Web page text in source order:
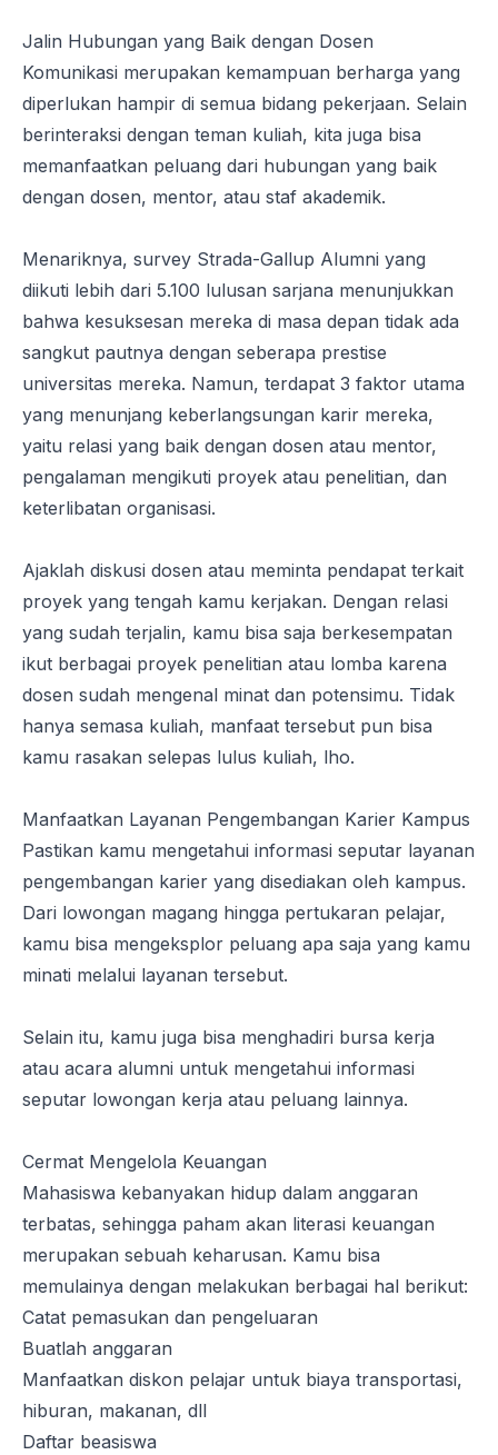
Jalin Hubungan yang Baik dengan Dosen
Komunikasi merupakan kemampuan berharga yang
diperlukan hampir di semua bidang pekerjaan. Selain
berinteraksi dengan teman kuliah, kita juga bisa
memanfaatkan peluang dari hubungan yang baik
dengan dosen, mentor, atau staf akademik.
Menariknya, survey Strada-Gallup Alumni yang
diikuti lebih dari 5.100 lulusan sarjana menunjukkan
bahwa kesuksesan mereka di masa depan tidak ada
sangkut pautnya dengan seberapa prestise
universitas mereka. Namun, terdapat 3 faktor utama
yang menunjang keberlangsungan karir mereka,
yaitu relasi yang baik dengan dosen atau mentor,
pengalaman mengikuti proyek atau penelitian, dan
keterlibatan organisasi.
Ajaklah diskusi dosen atau meminta pendapat terkait
proyek yang tengah kamu kerjakan. Dengan relasi
yang sudah terjalin, kamu bisa saja berkesempatan
ikut berbagai proyek penelitian atau lomba karena
dosen sudah mengenal minat dan potensimu. Tidak
hanya semasa kuliah, manfaat tersebut pun bisa
kamu rasakan selepas lulus kuliah, lho.
Manfaatkan Layanan Pengembangan Karier Kampus
Pastikan kamu mengetahui informasi seputar layanan
pengembangan karier yang disediakan oleh kampus.
Dari lowongan magang hingga pertukaran pelajar,
kamu bisa mengeksplor peluang apa saja yang kamu
minati melalui layanan tersebut.
Selain itu, kamu juga bisa menghadiri bursa kerja
atau acara alumni untuk mengetahui informasi
seputar lowongan kerja atau peluang lainnya.
Cermat Mengelola Keuangan
Mahasiswa kebanyakan hidup dalam anggaran
terbatas, sehingga paham akan literasi keuangan
merupakan sebuah keharusan. Kamu bisa
memulainya dengan melakukan berbagai hal berikut:
Catat pemasukan dan pengeluaran
Buatlah anggaran
Manfaatkan diskon pelajar untuk biaya transportasi,
hiburan, makanan, dll
Daftar beasiswa